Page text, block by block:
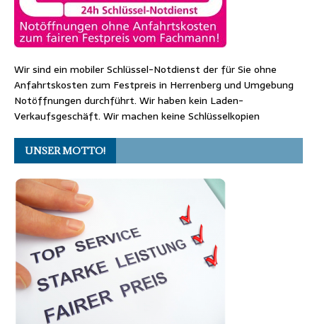
Wir sind ein mobiler Schlüssel-Notdienst der für Sie ohne
Anfahrtskosten zum Festpreis in Herrenberg und Umgebung
Notöffnungen durchführt. Wir haben kein Laden-
Verkaufsgeschäft. Wir machen keine Schlüsselkopien
UNSER MOTTO!